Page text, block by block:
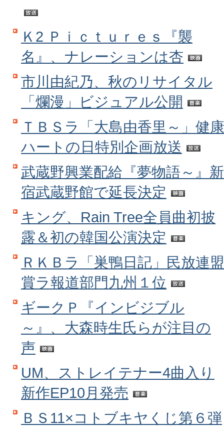
Ｋ2 Ｐｉｃｔｕｒｅｓ『襲
名』、ナレーションは杏
市川由紀乃、秋のリサイタル
「爛漫」ビジュアル公開
ＴＢＳラ「大島由香里～」健康
ハートの日特別企画放送
武蔵野興業配給『夢物語～』新
宿武蔵野館で延長決定
キング、Rain Tree全員曲初披
露＆初の韓国公演決定
ＲＫＢラ「巣鴨日記」民放連盟
賞ラ報道部門九州１位
ギークＰ『インビジブル
～』、大森時生氏らが注目の
声
UM、ストレイテナー4曲入り
新作EP10月発売
ＢＳ11×コトブキヤくじ第６弾